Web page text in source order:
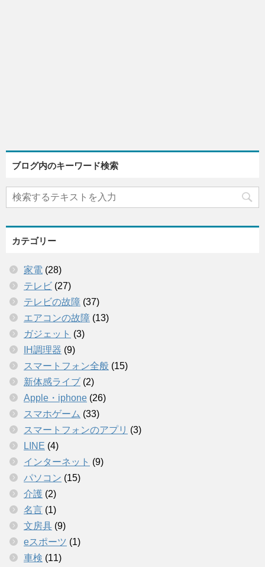
ブログ内のキーワード検索
カテゴリー
家電 (28)
テレビ (27)
テレビの故障 (37)
エアコンの故障 (13)
ガジェット (3)
IH調理器 (9)
スマートフォン全般 (15)
新体感ライブ (2)
Apple・iphone (26)
スマホゲーム (33)
スマートフォンのアプリ (3)
LINE (4)
インターネット (9)
パソコン (15)
介護 (2)
名言 (1)
文房具 (9)
eスポーツ (1)
車検 (11)